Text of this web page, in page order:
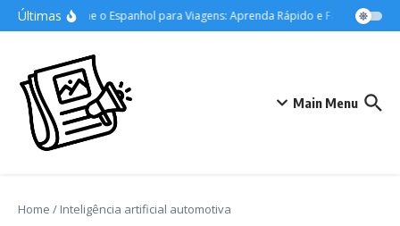
Ir para o conteúdo
ÚltimasDomine o Espanhol para Viagens: Aprenda Rápido e Fale com
Main Menu
Home / Inteligência artificial automotiva